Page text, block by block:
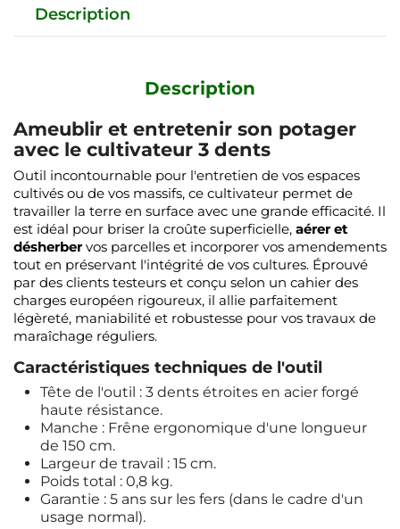
Description
Description
Ameublir et entretenir son potager
avec le cultivateur 3 dents
Outil incontournable pour l'entretien de vos espaces
cultivés ou de vos massifs, ce cultivateur permet de
travailler la terre en surface avec une grande efficacité. Il
est idéal pour briser la croûte superficielle, aérer et
désherbervos parcelles et incorporer vos amendements
tout en préservant l'intégrité de vos cultures. Éprouvé
par des clients testeurs et conçu selon un cahier des
charges européen rigoureux, il allie parfaitement
légèreté, maniabilité et robustesse pour vos travaux de
maraîchage réguliers.
Caractéristiques techniques de l'outil
Tête de l'outil : 3 dents étroites en acier forgé
haute résistance.
Manche : Frêne ergonomique d'une longueur
de 150 cm.
Largeur de travail : 15 cm.
Poids total : 0,8 kg.
Garantie : 5 ans sur les fers (dans le cadre d'un
usage normal).